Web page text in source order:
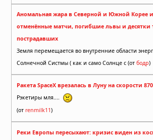
Аномальная жара в Северной и Южной Корее
отменённые матчи, погибшие львы и десятки
пострадавших
Земля перемещается во внутренние области
Солнечной Систмы ( как и само Солнце с (от бодр)
Ракета SpaceX врезалась в Луну на скорости
Рэкетиры мля....
(от renmilk11)
Реки Европы пересыхают: кризис виден из